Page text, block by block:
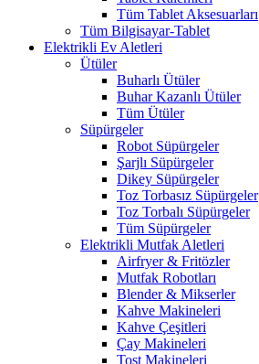
Tüm Tablet Aksesuarları
Tüm Bilgisayar-Tablet
Elektrikli Ev Aletleri
Ütüler
Buharlı Ütüler
Buhar Kazanlı Ütüler
Tüm Ütüler
Süpürgeler
Robot Süpürgeler
Şarjlı Süpürgeler
Dikey Süpürgeler
Toz Torbasız Süpürgeler
Toz Torbalı Süpürgeler
Tüm Süpürgeler
Elektrikli Mutfak Aletleri
Airfryer & Fritözler
Mutfak Robotları
Blender & Mikserler
Kahve Makineleri
Kahve Çeşitleri
Çay Makineleri
Tost Makineleri